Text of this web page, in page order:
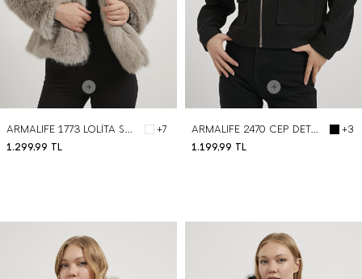
BEDEN SEÇ
ARMALIFE 1773 LOLİTA SUNİ KÜRK KADIN KABAN
+7
1.299,99 TL
BEDEN SEÇ
ARMALIFE 2470 CEP DETAYLI FERMUARLI KAŞE KABAN
+3
1.199,99 TL